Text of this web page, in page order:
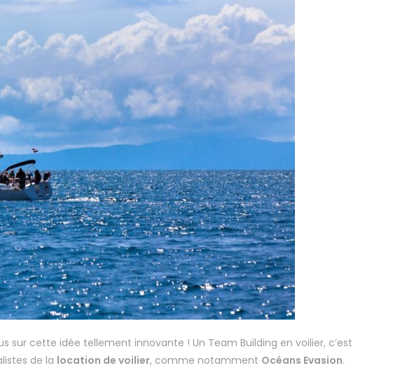
sur cette idée tellement innovante ! Un Team Building en voilier, c’est
de la location de voilier, comme notamment Océans Evasion.